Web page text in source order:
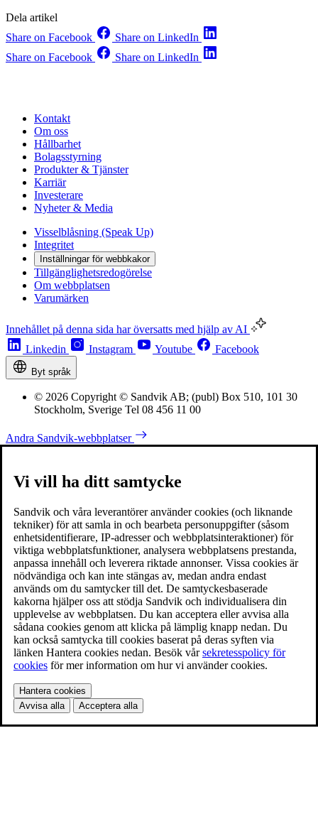
Dela artikel
Share on Facebook
Share on LinkedIn
Share on Facebook
Share on LinkedIn
Kontakt
Om oss
Hållbarhet
Bolagsstyrning
Produkter & Tjänster
Karriär
Investerare
Nyheter & Media
Visselblåsning (Speak Up)
Integritet
Inställningar för webbkakor
Tillgänglighetsredogörelse
Om webbplatsen
Varumärken
Innehållet på denna sida har översatts med hjälp av AI
Linkedin
Instagram Youtube Facebook
Byt språk
© 2026 Copyright © Sandvik AB; (publ) Box 510, 101 30
Stockholm, Sverige Tel 08 456 11 00
Andra Sandvik-webbplatser
Vi vill ha ditt samtycke
Sandvik och våra leverantörer använder cookies (och liknande
tekniker) för att samla in och bearbeta personuppgifter (såsom
enhetsidentifierare, IP-adresser och webbplatsinteraktioner) för
viktiga webbplatsfunktioner, analysera webbplatsens prestanda,
anpassa innehåll och leverera riktade annonser. Vissa cookies är
nödvändiga och kan inte stängas av, medan andra endast
används om du samtycker till det. De samtyckesbaserade
kakorna hjälper oss att stödja Sandvik och individualisera din
upplevelse av webbplatsen. Du kan acceptera eller avvisa alla
sådana cookies genom att klicka på lämplig knapp nedan. Du
kan också samtycka till cookies baserat på deras syften via
länken Hantera cookies nedan. Besök vårsekretesspolicy för
cookies för mer information om hur vi använder cookies.
Hantera cookies
Avvisa alla
Acceptera alla